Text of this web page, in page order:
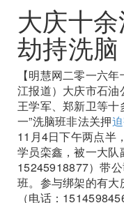
大庆十
劫持洗脑
【明慧网二零一六
江报道）大庆市石油
王学军、郑新卫等十
一”洗脑班非法关押
11月4日下午两点半
学员栾鑫，被一大队
15245918877）带
班。参与绑架的有
（电话：